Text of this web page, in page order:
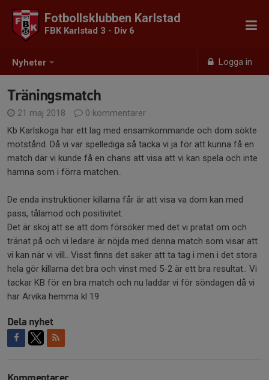
Nyheter Logga in
Fotbollsklubben Karlstad
FBK Karlstad 3 - Div 6
Träningsmatch
21 maj 2018
0 kommentarer
Kb Karlskoga har ett lag med ensamkommande och dom sökte
motstånd. Då vi var spellediga så tacka vi ja för att kunna få en
match där vi kunde få en chans att visa att vi kan spela och inte
hamna som i förra matchen..
De enda instruktioner killarna får är att visa va dom kan med
pass, tålamod och positivitet.
Det är skoj att se att dom försöker med det vi pratat om och
tränat på och vi ledare är nöjda med denna match som visar att
vi kan när vi vill.. Visst finns det saker att ta tag i men i det stora
hela gör killarna det bra och vinst med 5-2 är ett bra resultat.. Vi
tackar KB för en bra match och nu laddar vi för söndagen då vi
har Arvika hemma kl 19
Dela nyhet
Kommentarer